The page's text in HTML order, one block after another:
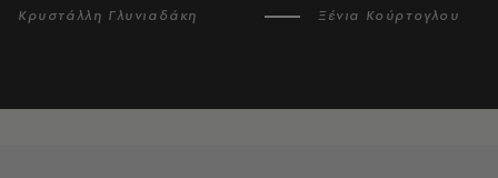
Κρυστάλλη Γλυνιαδάκη Ξένια Κούρτογλου